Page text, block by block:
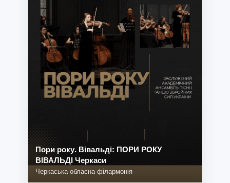
Пори року. Вівальді: ПОРИ РОКУ
ВІВАЛЬДІ Черкаси
Черкаська обласна філармонія